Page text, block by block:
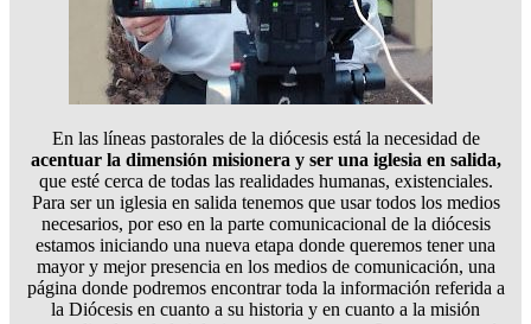
En las líneas pastorales de la diócesis está la necesidad de
acentuar la dimensión misionera y ser una iglesia en salida,
que esté cerca de todas las realidades humanas, existenciales.
Para ser un iglesia en salida tenemos que usar todos los medios
necesarios, por eso en la parte comunicacional de la diócesis
estamos iniciando una nueva etapa donde queremos tener una
mayor y mejor presencia en los medios de comunicación, una
página donde podremos encontrar toda la información referida a
la Diócesis en cuanto a su historia y en cuanto a la misión